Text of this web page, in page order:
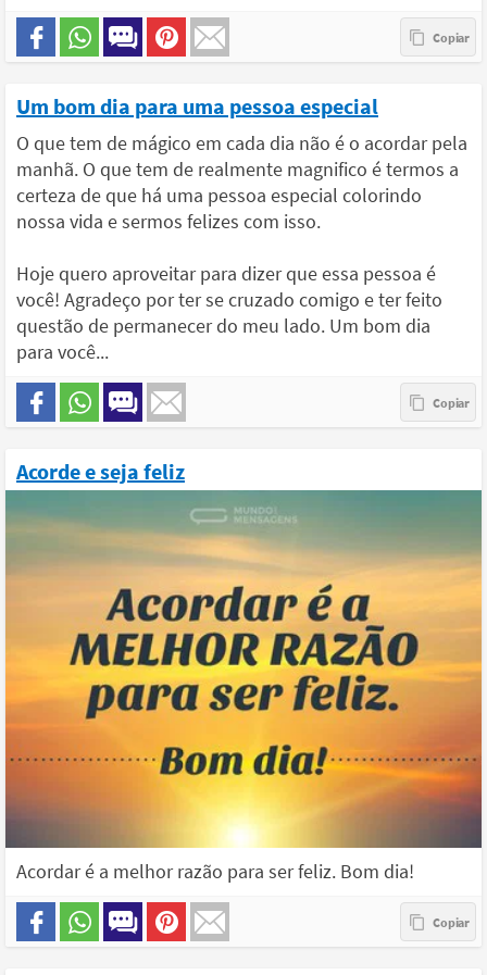
Um bom dia para uma pessoa especial
O que tem de mágico em cada dia não é o acordar pela
manhã. O que tem de realmente magnifico é termos a
certeza de que há uma pessoa especial colorindo
nossa vida e sermos felizes com isso.
Hoje quero aproveitar para dizer que essa pessoa é
você! Agradeço por ter se cruzado comigo e ter feito
questão de permanecer do meu lado. Um bom dia
para você...
Acorde e seja feliz
Acordar é a melhor razão para ser feliz. Bom dia!